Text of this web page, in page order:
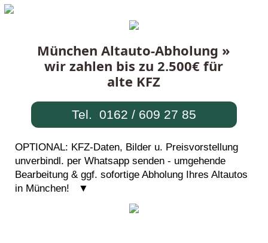
München Altauto-Abholung »
wir zahlen bis zu 2.500€ für
alte KFZ
Tel. 0162 / 609 27 85
OPTIONAL: KFZ-Daten, Bilder u. Preisvorstellung
unverbindl. per Whatsapp senden - umgehende
Bearbeitung & ggf. sofortige Abholung Ihres Altautos
in München! ▼